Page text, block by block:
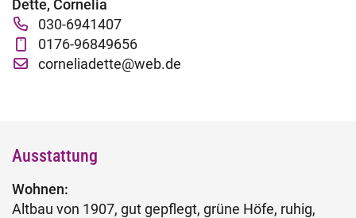
Fachtage online – Gesamtpaket
Wiederholerlehrgang
Dette, Cornelia
030-6941407
0176-96849656
corneliadette@web.de
Ausstattung
Wohnen:
Altbau von 1907, gut gepflegt, grüne Höfe, ruhig,